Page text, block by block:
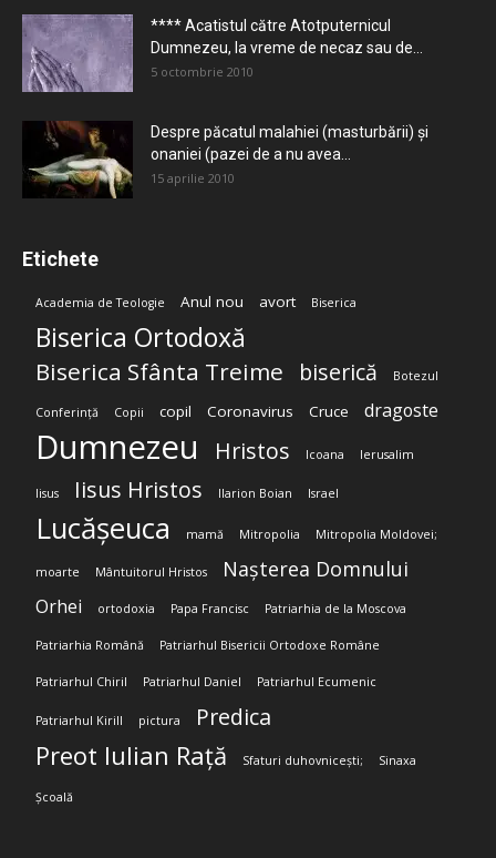
**** Acatistul către Atotputernicul
Dumnezeu, la vreme de necaz sau de...
5 octombrie 2010
Despre păcatul malahiei (masturbării) şi
onaniei (pazei de a nu avea...
15 aprilie 2010
Etichete
Academia de Teologie Anul nou avort Biserica
Biserica Ortodoxă
Biserica Sfânta Treime biserică Botezul
Conferință Copii copil Coronavirus Cruce dragoste
Dumnezeu Hristos Icoana Ierusalim
Iisus Iisus Hristos Ilarion Boian Israel
Lucășeuca mamă Mitropolia Mitropolia Moldovei;
moarte Mântuitorul Hristos Nașterea Domnului
Orhei ortodoxia Papa Francisc Patriarhia de la Moscova
Patriarhia Română Patriarhul Bisericii Ortodoxe Române
Patriarhul Chiril Patriarhul Daniel Patriarhul Ecumenic
Patriarhul Kirill pictura Predica
Preot Iulian Rață Sfaturi duhovnicești; Sinaxa
Școală